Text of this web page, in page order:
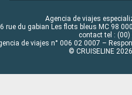
Agencia de viajes
rue du gabian Les flots bleus MC 98
contact tel :
de viajes n° 006 02 0007 –
© CRUISELINE